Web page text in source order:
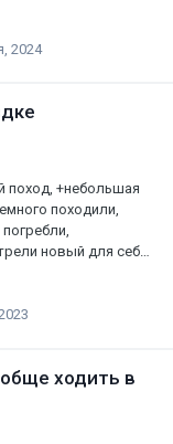
2024
походили,
новый для себя
и эффективно.
для
печора, югыд-ва,
ходить в